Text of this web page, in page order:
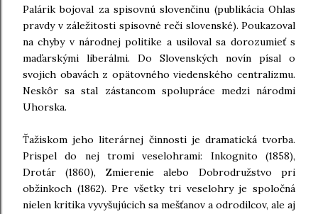
Palárik bojoval za spisovnú slovenčinu (publikácia Ohlas
pravdy v záležitosti spisovné reči slovenské). Poukazoval
na chyby v národnej politike a usiloval sa dorozumieť s
maďarskými liberálmi. Do Slovenských novín písal o
svojich obavách z opätovného viedenského centralizmu.
Neskôr sa stal zástancom spolupráce medzi národmi
Uhorska.
Ťažiskom jeho literárnej činnosti je dramatická tvorba.
Prispel do nej tromi veselohrami: Inkognito (1858),
Drotár (1860), Zmierenie alebo Dobrodružstvo pri
obžinkoch (1862). Pre všetky tri veselohry je spoločná
nielen kritika vyvyšujúcich sa mešťanov a odrodilcov, ale aj